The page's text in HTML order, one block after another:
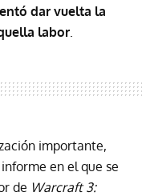
dar vuelta la
labor
importante,
en el que se
de Warcraft 3: